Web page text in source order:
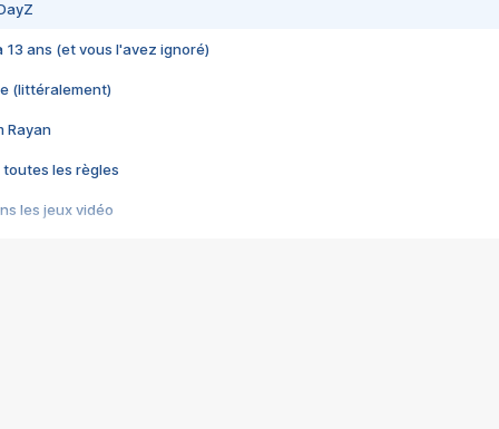
13 ans (et vous l'avez ignoré)
(littéralement)
Rayan
toutes les règles
les jeux vidéo